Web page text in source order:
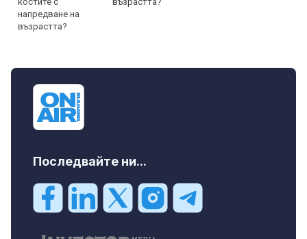
Последвайте ни...